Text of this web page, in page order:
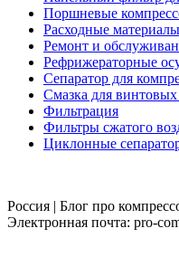
Поршневые
Расходные материалы
Ремонт и
Рефрижераторные
Сепаратор для
Смазка для
Фильтрация
Фильтры сжатого
Циклонные
Россия | Блог про
Электронная почта: pro-